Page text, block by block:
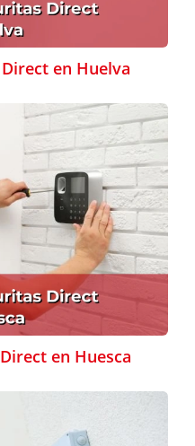
en Huelva
en Huesca